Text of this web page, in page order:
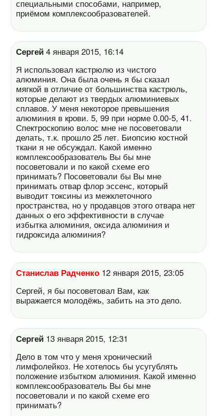
специальными способами, например,
приёмом комплексообразователей.
Сергей 4 января 2015, 16:14
Я использовал кастрюлю из чистого
алюминия. Она была очень я бы сказал
мягкой в отличие от большинства кастрюль,
которые делают из твердых алюминиевых
сплавов. У меня некоторое превышения
алюминия в крови. 5, 99 при норме 0.00-5, 41.
Спектроскопию волос мне не посоветовали
делать, т.к. прошло 25 лет. Биопсию костной
ткани я не обсуждал. Какой именно
комплексообразователь Вы бы мне
посоветовали и по какой схеме его
принимать? Посоветовали бы Вы мне
принимать отвар флор эссенс, который
выводит токсины из межклеточного
пространства, но у продавцов этого отвара нет
данных о его эффективности в случае
избытка алюминия, оксида алюминия и
гидроксида алюминия?
Станислав Радченко 12 января 2015, 23:05
Сергей, я бы посоветовал Вам, как
выражается молодёжь, забить на это дело.
Сергей 13 января 2015, 12:31
Дело в том что у меня хронический
лимфолейкоз. Не хотелось бы усугублять
положение избытком алюминия. Какой именно
комплексообразователь Вы бы мне
посоветовали и по какой схеме его
принимать?